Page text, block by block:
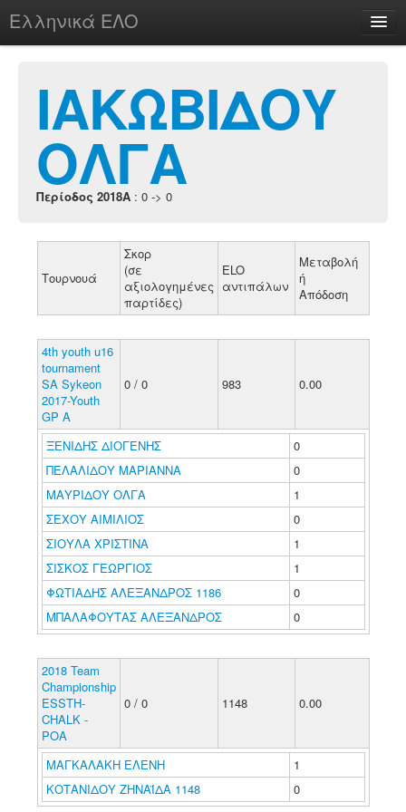
Ελληνικά ΕΛΟ
chesstu.be @ discord
Login
ΙΑΚΩΒΙΔΟΥ
ΟΛΓΑ
Περίοδος 2018A : 0 -> 0
Τουρνουά
Σκορ
(σε
αξιολογημένες
παρτίδες)
ELO
αντιπάλων
Μεταβολή
ή
Απόδοση
4th youth u16
tournament
SA Sykeon
2017-Youth
GP A
0 / 0 983 0.00
ΞΕΝΙΔΗΣ ΔΙΟΓΕΝΗΣ
0
ΠΕΛΑΛΙΔΟΥ ΜΑΡΙΑΝΝΑ
0
ΜΑΥΡΙΔΟΥ ΟΛΓΑ
1
ΣΕΧΟΥ ΑΙΜΙΛΙΟΣ
0
ΣΙΟΥΛΑ ΧΡΙΣΤΙΝΑ
1
ΣΙΣΚΟΣ ΓΕΩΡΓΙΟΣ
1
ΦΩΤΙΑΔΗΣ ΑΛΕΞΑΝΔΡΟΣ 1186
0
ΜΠΑΛΑΦΟΥΤΑΣ ΑΛΕΞΑΝΔΡΟΣ
0
2018 Team
Championship
ESSTH-
CHALK -
POA
0 / 0 1148 0.00
ΜΑΓΚΑΛΑΚΗ ΕΛΕΝΗ
1
ΚΟΤΑΝΙΔΟΥ ΖΗΝΑΪΔΑ 1148
0